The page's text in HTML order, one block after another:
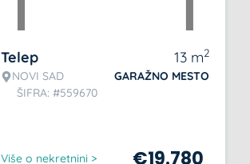
Telep
NOVI SAD
ŠIFRA: #559670
13 m2
GARAŽNO MESTO
Više o nekretnini > €19.780